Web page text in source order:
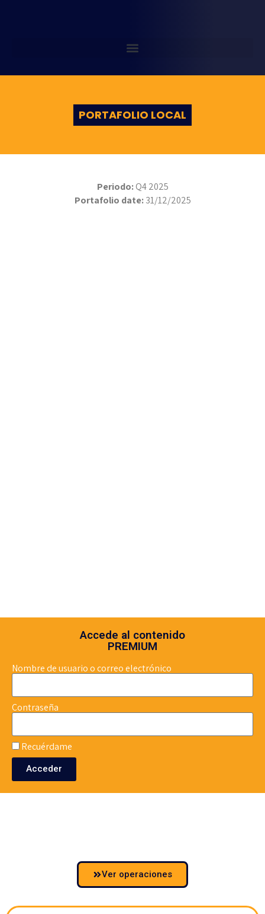
PORTAFOLIO LOCAL
Periodo:Q4 2025
Portafolio date:31/12/2025
Accede al contenido
PREMIUM
Nombre de usuario o correo electrónico
Contraseña
Recuérdame
Acceder
Ver operaciones